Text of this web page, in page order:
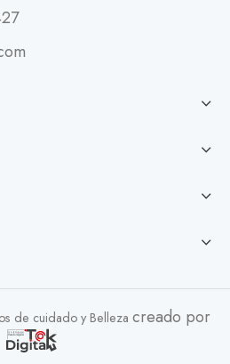
de cuidado y Belleza creado por